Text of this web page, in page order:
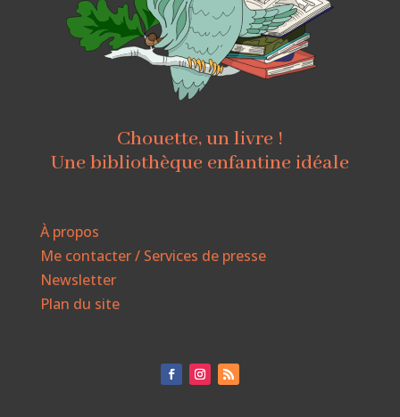
Chouette, un livre !
Une bibliothèque enfantine idéale
À propos
Me contacter / Services de presse
Newsletter
Plan du site